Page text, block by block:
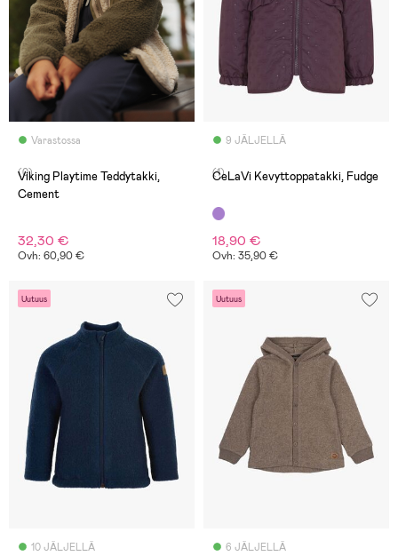
Varastossa
(0)
Viking Playtime Teddytakki,
Cement
32,30 €
Ovh: 60,90 €
9 JÄLJELLÄ
(1)
CeLaVi Kevyttoppatakki, Fudge
18,90 €
Ovh: 35,90 €
Uutuus
10 JÄLJELLÄ
Uutuus
6 JÄLJELLÄ